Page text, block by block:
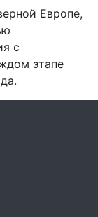
Европе,
с
этапе